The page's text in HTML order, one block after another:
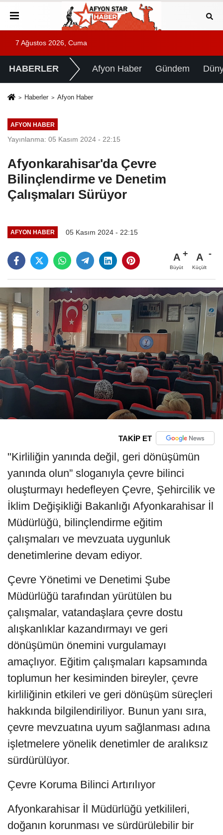
7 Ağustos 2026, Cuma
HABERLER Afyon Haber Gündem
Haberler Afyon Haber
AFYON HABER
Yayınlanma: 05 Kasım 2024 - 22:15
Afyonkarahisar'da Çevre
Bilinçlendirme ve Denetim
Çalışmaları Sürüyor
AFYON HABER 05 Kasım 2024 - 22:15
A
Büyüt
A
Küçült
TAKİP ET
"Kirliliğin yanında değil, geri dönüşümün
yanında olun” sloganıyla çevre bilinci
oluşturmayı hedefleyen Çevre, Şehircilik ve
İklim Değişikliği Bakanlığı Afyonkarahisar İl
Müdürlüğü, bilinçlendirme eğitim
çalışmaları ve mevzuata uygunluk
denetimlerine devam ediyor.
Çevre Yönetimi ve Denetimi Şube
Müdürlüğü tarafından yürütülen bu
çalışmalar, vatandaşlara çevre dostu
alışkanlıklar kazandırmayı ve geri
dönüşümün önemini vurgulamayı
amaçlıyor. Eğitim çalışmaları kapsamında
toplumun her kesiminden bireyler, çevre
kirliliğinin etkileri ve geri dönüşüm süreçleri
hakkında bilgilendiriliyor. Bunun yanı sıra,
çevre mevzuatına uyum sağlanması adına
işletmelere yönelik denetimler de aralıksız
sürdürülüyor.
Çevre Koruma Bilinci Artırılıyor
Afyonkarahisar İl Müdürlüğü yetkilileri,
doğanın korunması ve sürdürülebilir bir